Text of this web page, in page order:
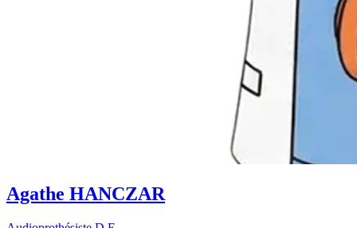
Agathe HANCZAR